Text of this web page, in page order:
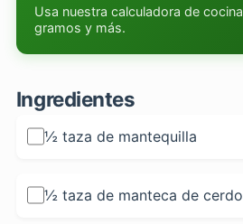
Usa nuestra calculadora de
gramos y más.
Ingredientes
½ taza de mantequilla
½ taza de manteca de cerdo